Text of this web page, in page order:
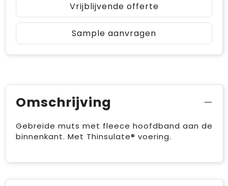
Vrijblijvende offerte
Sample aanvragen
Omschrijving
Gebreide muts met fleece hoofdband aan de
binnenkant. Met Thinsulate® voering.